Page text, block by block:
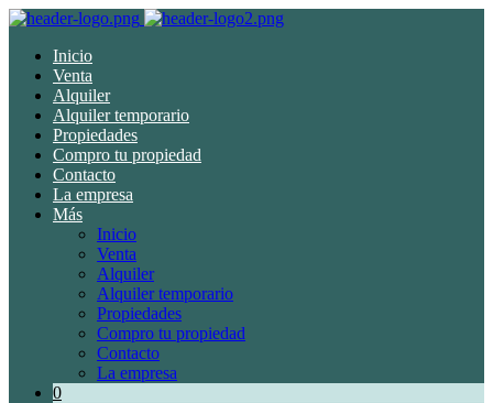
Inicio
Venta
Alquiler
Alquiler temporario
Propiedades
Compro tu propiedad
Contacto
La empresa
Más
Inicio
Venta
Alquiler
Alquiler temporario
Propiedades
Compro tu propiedad
Contacto
La empresa
0